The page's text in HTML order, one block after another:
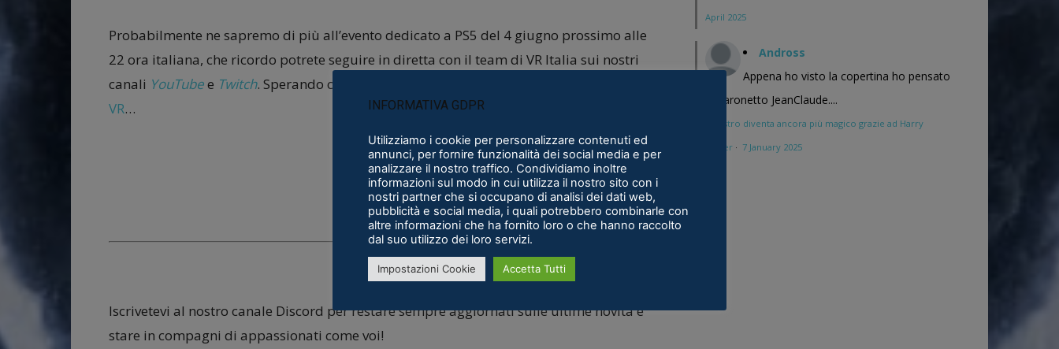
Probabilmente ne sapremo di più all’evento dedicato a PS5 del 4 giugno prossimo alle
22 ora italiana, che ricordo potrete seguire in diretta con il team di VR Italia sui nostri
canali YouTubee Twitch. Sperando che ci siano novità anche del prossimo
VR…
Iscrivetevi al nostro canale Discord per restare sempre aggiornati sulle ultime novità e
stare in compagni di appassionati come voi!
April 2025
Andross
Appena ho visto la copertina ho pensato
al baronetto JeanClaude....
Maestro diventa ancora più magico grazie ad Harry
Potter · 7 January 2025
INFORMATIVA GDPR
Utilizziamo i cookie per personalizzare contenuti ed
annunci, per fornire funzionalità dei social media e per
analizzare il nostro traffico. Condividiamo inoltre
informazioni sul modo in cui utilizza il nostro sito con i
nostri partner che si occupano di analisi dei dati web,
pubblicità e social media, i quali potrebbero combinarle con
altre informazioni che ha fornito loro o che hanno raccolto
dal suo utilizzo dei loro servizi.
Impostazioni Cookie Accetta Tutti